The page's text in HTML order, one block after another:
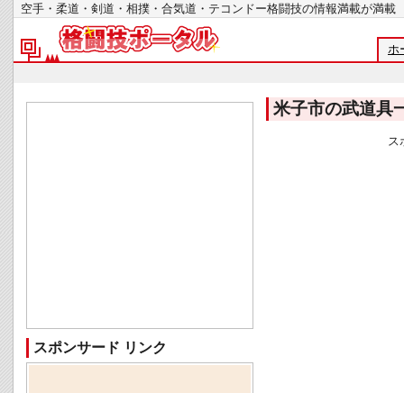
空手・柔道・剣道・相撲・合気道・テコンドー格闘技の情報満載が
ホ
米子市の武道具
ス
スポンサード リンク